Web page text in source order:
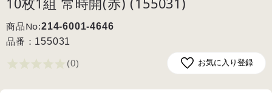
商品No:214-6001-4646
品番： 155031
(0) お気に入り登録